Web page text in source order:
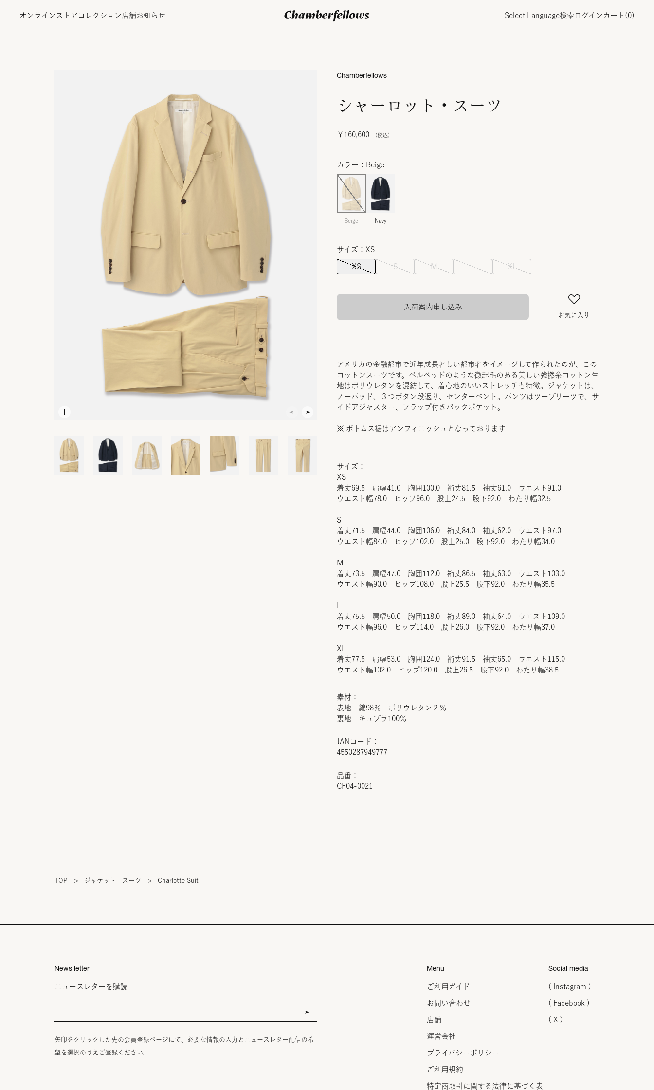
オンラインストア コレクション 店舗お知らせ Select Language検索 ログイン カート( 0)
シャーロット・スーツ
￥160,600
JANコード：
4550287949777
品番：
CF04-0021
Chamberfellows
カラー：Beige
Beige Navy
サイズ：XS
XS S M L XL
お気に入り
入荷案内申し込み
アメリカの金融都市で近年成長著しい都市名をイメージして作られたのが、この
コットンスーツです。ベルベッドのような微起毛のある美しい強撚糸コットン生
地はポリウレタンを混紡して、着心地のいいストレッチも特徴。ジャケットは、
ノーパッド、３つボタン段返り、センターベント。パンツはツープリーツで、サ
イドアジャスター、フラップ付きバックポケット。
※ ボトムス裾はアンフィニッシュとなっております
サイズ：
XS
着丈69.5 肩幅41.0 胸囲100.0 裄丈81.5 袖丈61.0 ウエスト91.0
ウエスト幅78.0 ヒップ96.0 股上24.5 股下92.0 わたり幅32.5
S
着丈71.5 肩幅44.0 胸囲106.0 裄丈84.0 袖丈62.0 ウエスト97.0
ウエスト幅84.0 ヒップ102.0 股上25.0 股下92.0 わたり幅34.0
M
着丈73.5 肩幅47.0 胸囲112.0 裄丈86.5 袖丈63.0 ウエスト103.0
ウエスト幅90.0 ヒップ108.0 股上25.5 股下92.0 わたり幅35.5
着丈75.5 肩幅50.0 胸囲118.0 裄丈89.0 袖丈64.0 ウエスト109.0
ウエスト幅96.0 ヒップ114.0 股上26.0 股下92.0 わたり幅37.0
XL
着丈77.5 肩幅53.0 胸囲124.0 裄丈91.5 袖丈65.0 ウエスト115.0
ウエスト幅102.0 ヒップ120.0 股上26.5 股下92.0 わたり幅38.5
素材：
表地 綿98％ ポリウレタン２％
裏地 キュプラ100％
TOP > ジャケット｜スーツ > Charlotte Suit
News letter
ニュースレターを購読
矢印をクリックした先の会員登録ページにて、必要な情報の入力とニュースレター配信の希
望を選択のうえご登録ください。
Menu
ご利用ガイド
お問い合わせ
店舗
運営会社
プライバシーポリシー
ご利用規約
特定商取引に関する法律に 基づく表
Social media
( Instagram )
( Facebook )
( X )